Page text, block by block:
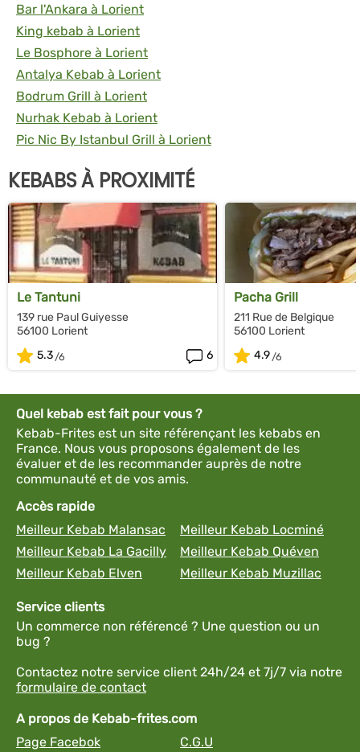
Bar l'Ankara à Lorient
King kebab à Lorient
Le Bosphore à Lorient
Antalya Kebab à Lorient
Bodrum Grill à Lorient
Nurhak Kebab à Lorient
Pic Nic By Istanbul Grill à Lorient
KEBABS À PROXIMITÉ
Le Tantuni
139 rue Paul Guiyesse
56100 Lorient
5.3
6
Pacha Grill
211 Rue de Belgique
56100 Lorient
4.9
Quel kebab est fait pour vous ?
Kebab-Frites est un site référençant les kebabs en
France. Nous vous proposons également de les
évaluer et de les recommander auprès de notre
communauté et de vos amis.
Accès rapide
Meilleur Kebab Malansac
Meilleur Kebab Locminé
Meilleur Kebab La Gacilly
Meilleur Kebab Quéven
Meilleur Kebab Elven
Meilleur Kebab Muzillac
Service clients
Un commerce non référencé ? Une question ou un
bug ?
Contactez notre service client 24h/24 et 7j/7 via notre
formulaire de contact
A propos de Kebab-frites.com
Page Facebok
C.G.U